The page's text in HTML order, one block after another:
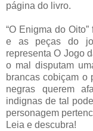
página do livro.
“O Enigma do
e as peças do
representa O Jogo
o mal disputam
brancas cobiçam o
negras querem
indignas de tal
personagem
Leia e descubra!